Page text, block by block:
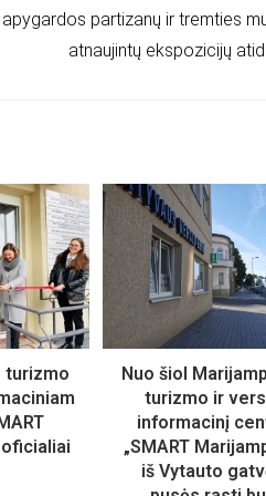
partizanų ir tremties
atnaujintų ekspozicijų
turizmo
oficialiai
Nuo šiol
turizmo ir
informacinį
„SMART
iš Vytauto